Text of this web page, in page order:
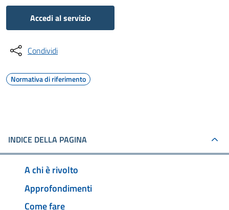
Accedi al servizio
Condividi
Normativa di riferimento
INDICE DELLA PAGINA
A chi è rivolto
Approfondimenti
Come fare